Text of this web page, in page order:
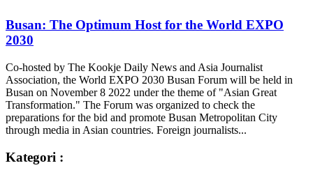
Busan: The Optimum Host for the World EXPO
2030
Co-hosted by The Kookje Daily News and Asia Journalist
Association, the World EXPO 2030 Busan Forum will be held in
Busan on November 8 2022 under the theme of "Asian Great
Transformation." The Forum was organized to check the
preparations for the bid and promote Busan Metropolitan City
through media in Asian countries. Foreign journalists...
Kategori :